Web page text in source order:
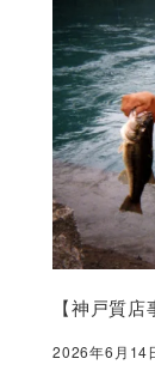
【神戸質
2026年6月14